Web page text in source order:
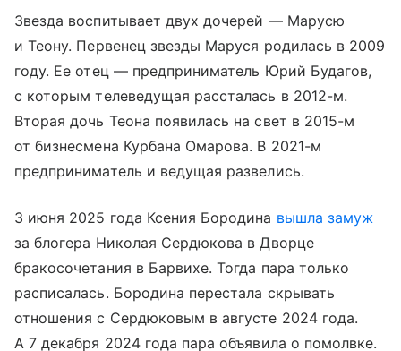
Звезда воспитывает двух дочерей — Марусю
и Теону. Первенец звезды Маруся родилась в 2009
году. Ее отец — предприниматель Юрий Будагов,
с которым телеведущая рассталась в 2012-м.
Вторая дочь Теона появилась на свет в 2015-м
от бизнесмена Курбана Омарова. В 2021-м
предприниматель и ведущая развелись.
3 июня 2025 года Ксения Бородина вышла замуж
за блогера Николая Сердюкова в Дворце
бракосочетания в Барвихе. Тогда пара только
расписалась. Бородина перестала скрывать
отношения с Сердюковым в августе 2024 года.
А 7 декабря 2024 года пара объявила о помолвке.